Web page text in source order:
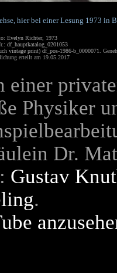
hier bei einer Lesung 1973 in
Evelyn Richter, 1973
df_hauptkatalog_0201053
vintage print) df_pos-1986-b_0000071.
erteilt am 19.05.2017
einer
Physiker
Dr.
Gustav
.